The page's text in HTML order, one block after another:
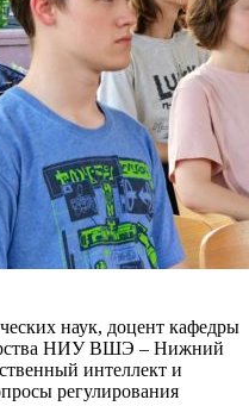
наук, доцент кафедры
НИУ ВШЭ – Нижний
интеллект и
регулирования